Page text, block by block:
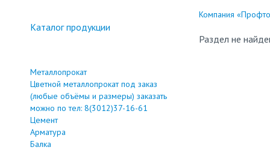
Каталог продукции
Металлопрокат
Цветной металлопрокат под заказ
(любые объёмы и размеры) заказать
можно по тел: 8(3012)37-16-61
Цемент
Арматура
Балка
Компания
Раздел не